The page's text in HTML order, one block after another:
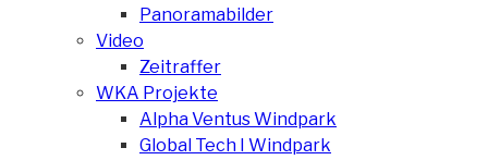
Panoramabilder
Video
Zeitraffer
WKA Projekte
Alpha Ventus Windpark
Global Tech I Windpark